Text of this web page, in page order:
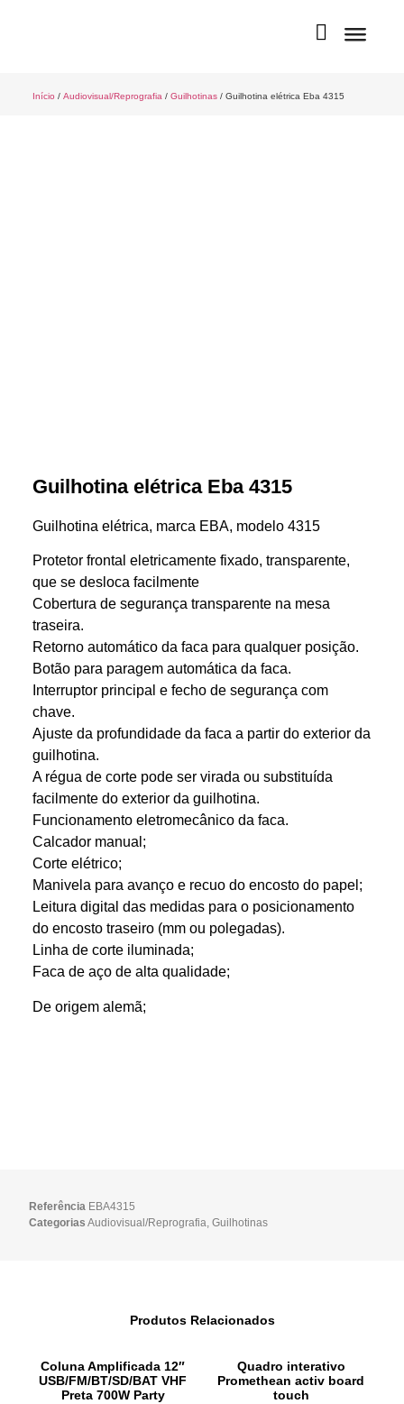
Início / Audiovisual/Reprografia / Guilhotinas/ Guilhotina elétrica Eba 4315
Guilhotina elétrica Eba 4315
Guilhotina elétrica, marca EBA, modelo 4315
Protetor frontal eletricamente fixado, transparente,
que se desloca facilmente
Cobertura de segurança transparente na mesa
traseira.
Retorno automático da faca para qualquer posição.
Botão para paragem automática da faca.
Interruptor principal e fecho de segurança com
chave.
Ajuste da profundidade da faca a partir do exterior da
guilhotina.
A régua de corte pode ser virada ou substituída
facilmente do exterior da guilhotina.
Funcionamento eletromecânico da faca.
Calcador manual;
Corte elétrico;
Manivela para avanço e recuo do encosto do papel;
Leitura digital das medidas para o posicionamento
do encosto traseiro (mm ou polegadas).
Linha de corte iluminada;
Faca de aço de alta qualidade;
De origem alemã;
Referência EBA4315
Categorias Audiovisual/Reprografia,Guilhotinas
Produtos Relacionados
Coluna Amplificada 12″
USB/FM/BT/SD/BAT VHF
Preta 700W Party
Quadro interativo
Promethean activ board
touch